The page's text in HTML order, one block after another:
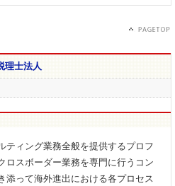
理士法人
ティング業務全般を提供するプロフ
ロスボーダー業務を専門に行うコン
添って海外進出における各プロセス